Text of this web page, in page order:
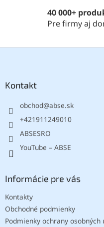
40 000+
Pre firmy aj
Kontakt
obchod@abse.sk
+421911249010
ABSESRO
YouTube – ABSE
Informácie pre vás
Kontakty
Obchodné podmienky
Podmienky ochrany osobných